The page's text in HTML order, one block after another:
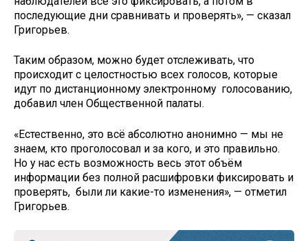
последующие дни сравнивать и проверять», — сказал
Григорьев.
Таким образом, можно будет отслеживать, что
происходит с целостностью всех голосов, которые
идут по дистанционному электронному голосованию,
добавил член Общественной палаты.
«Естественно, это всё абсолютно анонимно — мы не
знаем, кто проголосовал и за кого, и это правильно.
Но у нас есть возможность весь этот объём
информации без полной расшифровки фиксировать и
проверять, были ли какие-то изменения», — отметил
Григорьев.